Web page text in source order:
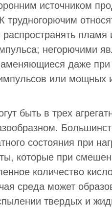
источником
трудногорючим
пламя
негорючими
даже при
или мощных
быть в трех
состояния при
которые при
количество
среда может
твердых и